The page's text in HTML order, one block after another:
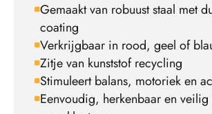
Gemaakt van robuust staal met
coating
Verkrijgbaar in rood, geel of
Zitje van kunststof recycling
Stimuleert balans, motoriek en
Eenvoudig, herkenbaar en